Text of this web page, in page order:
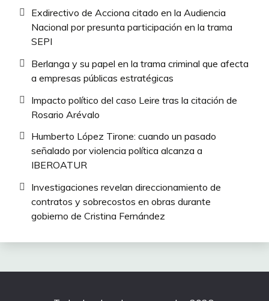
Exdirectivo de Acciona citado en la Audiencia
Nacional por presunta participación en la trama
SEPI
Berlanga y su papel en la trama criminal que afecta
a empresas públicas estratégicas
Impacto político del caso Leire tras la citación de
Rosario Arévalo
Humberto López Tirone: cuando un pasado
señalado por violencia política alcanza a
IBEROATUR
Investigaciones revelan direccionamiento de
contratos y sobrecostos en obras durante
gobierno de Cristina Fernández